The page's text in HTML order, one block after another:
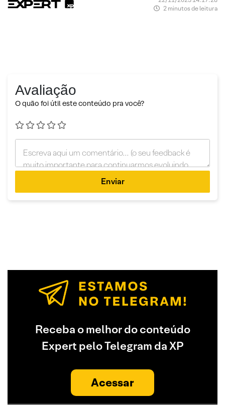
2 minutos de leitura
Avaliação
O quão foi útil este conteúdo pra você?
Enviar
Receba o melhor do conteúdo
Expert pelo Telegram da XP
Acessar